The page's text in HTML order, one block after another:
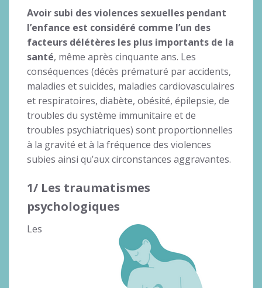
Avoir subi des violences sexuelles pendant
l’enfance est considéré comme l’un des
facteurs délétères les plus importants de la
santé, même après cinquante ans. Les
conséquences (décès prématuré par accidents,
maladies et suicides, maladies cardiovasculaires
et respiratoires, diabète, obésité, épilepsie, de
troubles du système immunitaire et de
troubles psychiatriques) sont proportionnelles
à la gravité et à la fréquence des violences
subies ainsi qu’aux circonstances aggravantes.
1/ Les traumatismes
psychologiques
Les